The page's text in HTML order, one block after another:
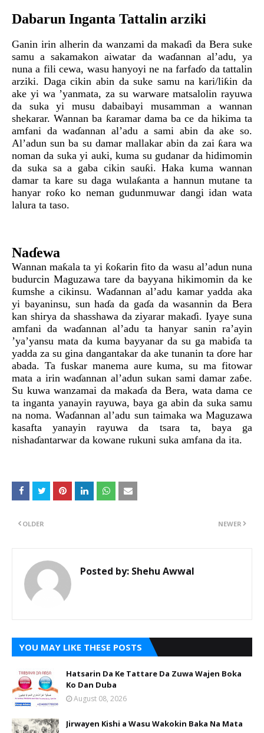
Dabarun Inganta Tattalin arziki
Ganin irin alherin da wanzami da makaɗi da Bera suke
samu a sakamakon aiwatar da waɗannan al’adu, ya
nuna a fili cewa, wasu hanyoyi ne na farfaɗo da tattalin
arziki. Daga cikin abin da suke samu na kari/liƙin da
ake yi wa ’yanmata, za su warware matsalolin rayuwa
da suka yi musu dabaibayi musamman a wannan
shekarar. Wannan ba ƙaramar dama ba ce da hikima ta
amfani da waɗannan al’adu a sami abin da ake so.
Al’adun sun ba su damar mallakar abin da zai ƙara wa
noman da suka yi auki, kuma su gudanar da hidimomin
da suka sa a gaba cikin sauƙi. Haka kuma wannan
damar ta kare su daga wulaƙanta a hannun mutane ta
hanyar roƙo ko neman gudunmuwar dangi idan wata
lalura ta taso.
Naɗewa
Wannan maƙala ta yi ƙoƙarin fito da wasu al’adun nuna
budurcin Maguzawa tare da bayyana hikimomin da ke
ƙumshe a cikinsu. Waɗannan al’adu kamar yadda aka
yi bayaninsu, sun haɗa da gaɗa da wasannin da Bera
kan shirya da shasshawa da ziyarar makaɗi. Iyaye suna
amfani da waɗannan al’adu ta hanyar sanin ra’ayin
’ya’yansu mata da kuma bayyanar da su ga mabiɗa ta
yadda za su gina dangantakar da ake tunanin ta ɗore har
abada. Ta fuskar manema aure kuma, su ma fitowar
mata a irin waɗannan al’adun sukan sami damar zaɓe.
Su kuwa wanzamai da makaɗa da Bera, wata dama ce
ta inganta yanayin rayuwa, baya ga abin da suka samu
na noma. Waɗannan al’adu sun taimaka wa Maguzawa
kasafta yanayin rayuwa da tsara ta, baya ga
nishaɗantarwar da kowane rukuni suka amfana da ita.
NEWER
OLDER
Posted by: Shehu Awwal
YOU MAY LIKE THESE POSTS
Hatsarin Da Ke Tattare Da Zuwa Wajen Boka
Ko Dan Duba
August 08, 2026
Jirwayen Kishi a Wasu Wakokin Baka Na Mata